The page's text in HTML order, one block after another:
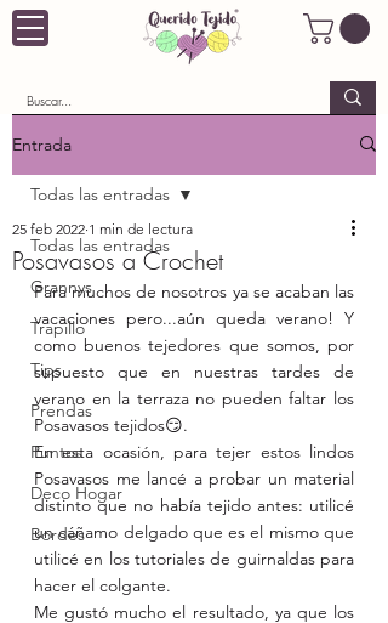
Entrada
Todas las entradas
Grannys
Trapillo
Tips
Prendas
Puntos
Deco Hogar
Bordes
Todas las entradas
Posavasos a Crochet
25 feb 2022 1 min de lectura
Para muchos de nosotros ya se acaban las
vacaciones pero...aún queda verano! Y
como buenos tejedores que somos, por
supuesto que en nuestras tardes de
verano en la terraza no pueden faltar los
Posavasos tejidos😏.
En esta ocasión, para tejer estos lindos
Posavasos me lancé a probar un material
distinto que no había tejido antes: utilicé
un cáñamo delgado que es el mismo que
utilicé en los tutoriales de guirnaldas para
hacer el colgante.
Me gustó mucho el resultado, ya que los